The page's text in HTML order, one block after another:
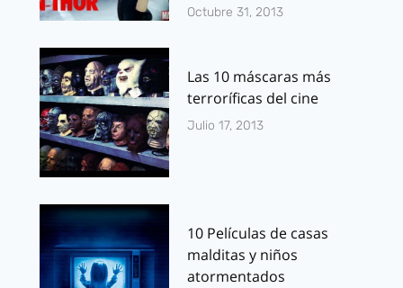
Octubre 31, 2013
Las 10 máscaras más
terroríficas del cine
Julio 17, 2013
10 Películas de casas
malditas y niños
atormentados